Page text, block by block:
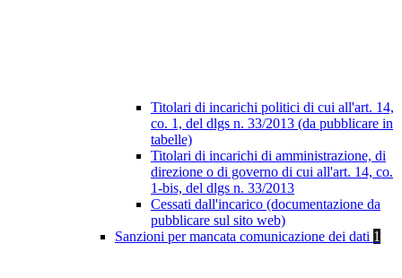
Titolari di incarichi politici di cui all'art. 14,
co. 1, del dlgs n. 33/2013 (da pubblicare in
tabelle)
Titolari di incarichi di amministrazione, di
direzione o di governo di cui all'art. 14, co.
1-bis, del dlgs n. 33/2013
Cessati dall'incarico (documentazione da
pubblicare sul sito web)
Sanzioni per mancata comunicazione dei dati 1